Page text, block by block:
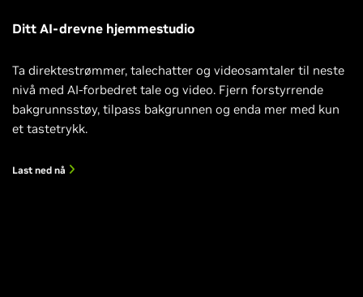
Ditt AI-drevne hjemmestudio
Ta direktestrømmer, talechatter og videosamtaler til neste
nivå med AI-forbedret tale og video. Fjern forstyrrende
bakgrunnsstøy, tilpass bakgrunnen og enda mer med kun
et tastetrykk.
Last ned nå